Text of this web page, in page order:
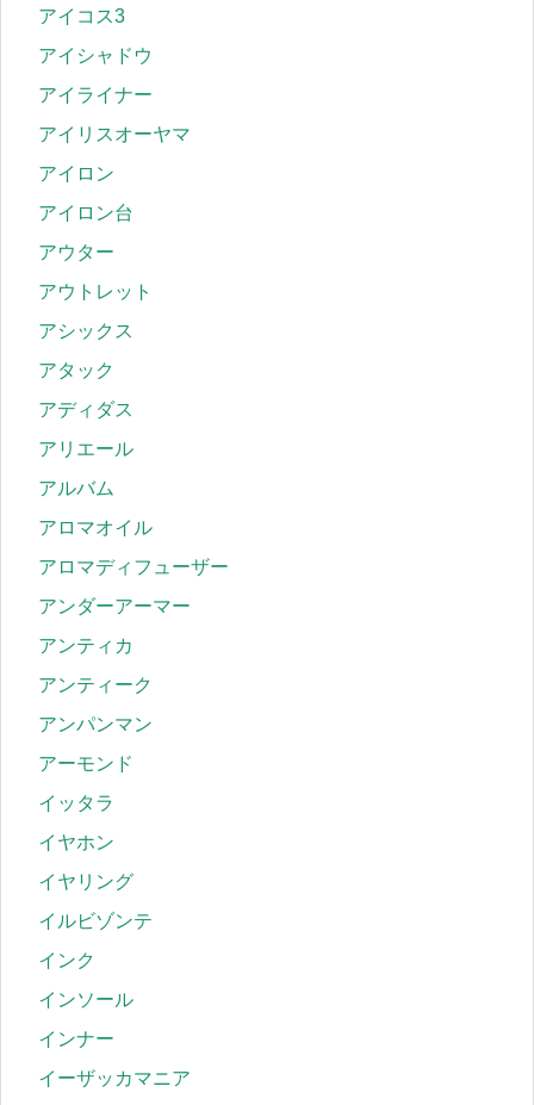
アイコス3
アイシャドウ
アイライナー
アイリスオーヤマ
アイロン
アイロン台
アウター
アウトレット
アシックス
アタック
アディダス
アリエール
アルバム
アロマオイル
アロマディフューザー
アンダーアーマー
アンティカ
アンティーク
アンパンマン
アーモンド
イッタラ
イヤホン
イヤリング
イルビゾンテ
インク
インソール
インナー
イーザッカマニア